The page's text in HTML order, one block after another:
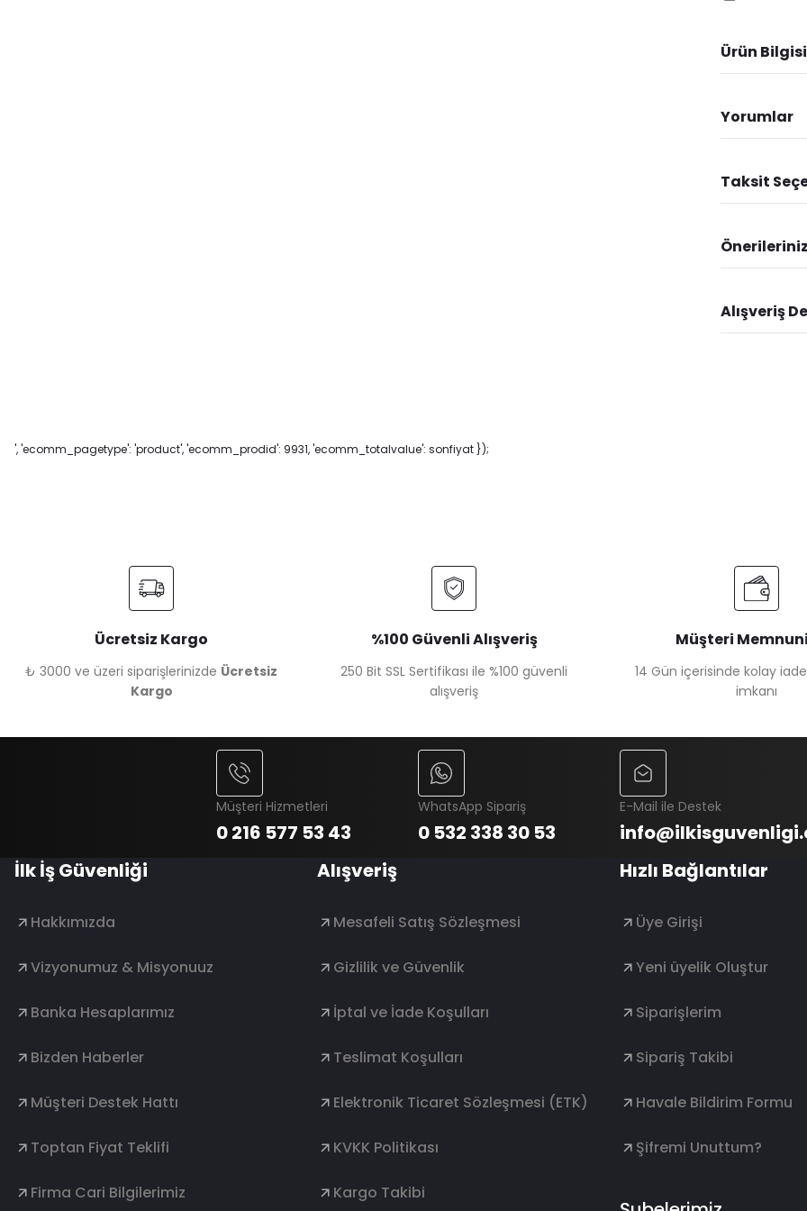
Ürün Bilgisi
Yorumlar
Taksit
Alışveriş
', 'ecomm_pagetype': 'product', 'ecomm_prodid': 9931, 'ecomm_totalvalue': sonfiyat });
Ücretsiz Kargo
₺ 3000 ve üzeri siparişlerinizde Ücretsiz
Kargo
%100 Güvenli Alışveriş
250 Bit SSL Sertifikası ile %100 güvenli
alışveriş
Müşteri
14 Gün içerisinde kolay
imkanı
Müşteri Hizmetleri
0 216 577 53 43
WhatsApp Sipariş
0 532 338 30 53
E-Mail ile Destek
İlk İş Güvenliği
Hakkımızda
Vizyonumuz & Misyonuuz
Banka Hesaplarımız
Bizden Haberler
Müşteri Destek Hattı
Toptan Fiyat Teklifi
Firma Cari Bilgilerimiz
Alışveriş
Mesafeli Satış Sözleşmesi
Gizlilik ve Güvenlik
İptal ve İade Koşulları
Teslimat Koşulları
Elektronik Ticaret Sözleşmesi (ETK)
KVKK Politikası
Kargo Takibi
Hızlı Bağlantılar
Üye Girişi
Yeni üyelik Oluştur
Siparişlerim
Sipariş Takibi
Havale Bildirim Formu
Şifremi Unuttum?